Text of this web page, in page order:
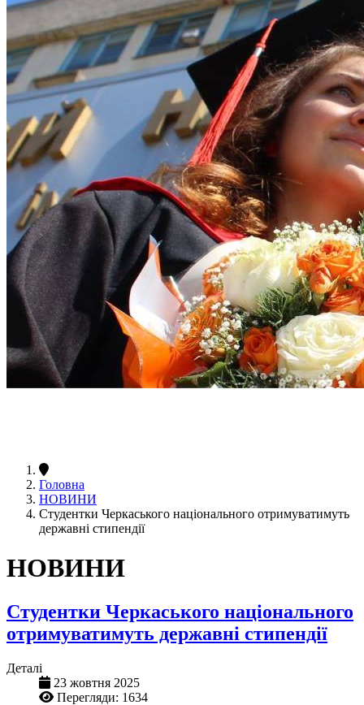
Головна
НОВИНИ
Студентки Черкаського національного отримуватимуть
державні стипендії
НОВИНИ
Студентки Черкаського національного
отримуватимуть державні стипендії
Деталі
23 жовтня 2025
Перегляди: 1634